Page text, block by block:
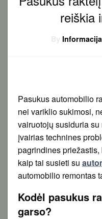
reiškia
Informacija
Pasukus automobilio
nei variklio sukimosi,
vairuotojų susiduria
įvairias technines
pagrindines
kaip tai susieti su
automobilio remontas
Kodėl pasukus
garso?